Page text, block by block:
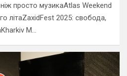
просто музикаAtlas Weekend
літаZaxidFest 2025: свобода,
M…